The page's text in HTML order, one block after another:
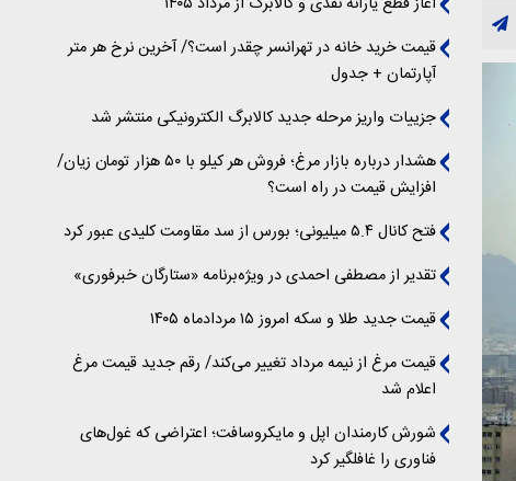
قیمت خرید خانه در تهرانسر چقدر است؟/ آخرین نرخ هر متر
آپارتمان + جدول
جزییات واریز مرحله جدید کالابرگ الکترونیکی منتشر شد
هشدار درباره بازار مرغ؛ فروش هر کیلو با ۵۰ هزار تومان زیان/
افزایش قیمت در راه است؟
فتح کانال ۵.۴ میلیونی؛ بورس از سد مقاومت کلیدی عبور کرد
تقدیر از مصطفی احمدی در ویژه‌برنامه «ستارگان خبرفوری»
قیمت جدید طلا و سکه امروز ۱۵ مردادماه ۱۴۰۵
قیمت مرغ از نیمه مرداد تغییر می‌کند/ رقم جدید قیمت مرغ
اعلام شد
شورش کارمندان اپل و مایکروسافت؛ اعتراضی که غول‌های
فناوری را غافلگیر کرد